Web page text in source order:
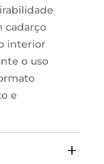
cadarço
interior
o uso
e